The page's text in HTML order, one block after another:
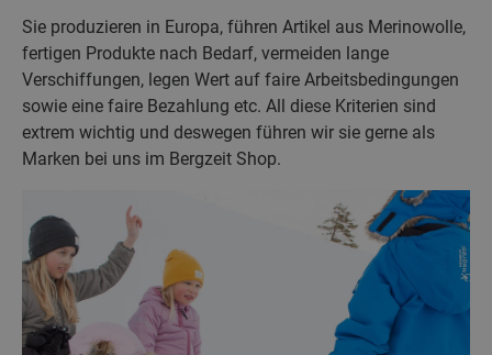
Sie produzieren in Europa, führen Artikel aus Merinowolle,
fertigen Produkte nach Bedarf, vermeiden lange
Verschiffungen, legen Wert auf faire Arbeitsbedingungen
sowie eine faire Bezahlung etc. All diese Kriterien sind
extrem wichtig und deswegen führen wir sie gerne als
Marken bei uns im Bergzeit Shop.